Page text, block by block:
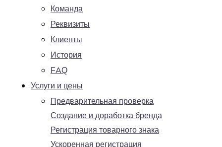
Команда
Реквизиты
Клиенты
История
FAQ
Услуги и цены
Предварительная проверка
Создание и доработка бренда
Регистрация товарного знака
Ускоренная регистрация